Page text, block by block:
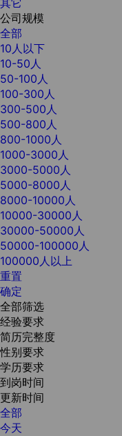
公司规模
全部
10人以下
10-50人
50-100人
100-300人
300-500人
500-800人
800-1000人
1000-3000人
3000-5000人
5000-8000人
8000-10000人
10000-30000人
30000-50000人
50000-100000人
100000人以上
重置
确定
全部筛选
经验要求
简历完整度
性别要求
学历要求
到岗时间
更新时间
全部
今天